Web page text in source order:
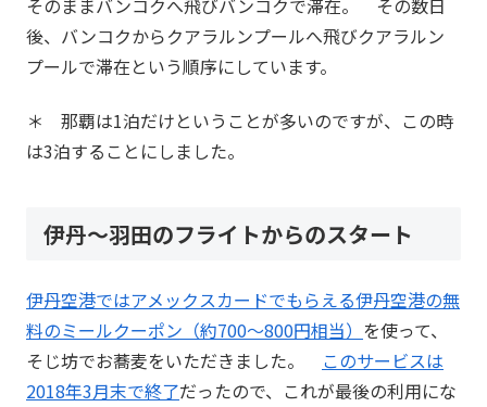
そのままバンコクへ飛びバンコクで滞在。 その数日
後、バンコクからクアラルンプールへ飛びクアラルン
プールで滞在という順序にしています。
＊ 那覇は1泊だけということが多いのですが、この時
は3泊することにしました。
伊丹～羽田のフライトからのスタート
伊丹空港ではアメックスカードでもらえる伊丹空港の無
料のミールクーポン（約700～800円相当） を使って、
そじ坊でお蕎麦をいただきました。 このサービスは
2018年3月末で終了だったので、これが最後の利用にな